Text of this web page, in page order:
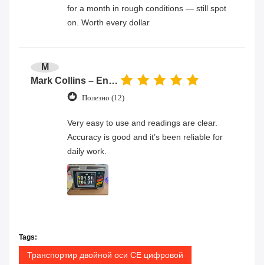
for a month in rough conditions — still spot
on. Worth every dollar
M
Mark Collins – Engineer
Полезно (12)
Very easy to use and readings are clear.
Accuracy is good and it’s been reliable for
daily work.
Tags:
Транспортир двойной оси CE цифровой